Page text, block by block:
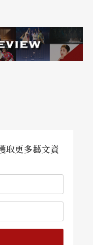
取更多藝文資